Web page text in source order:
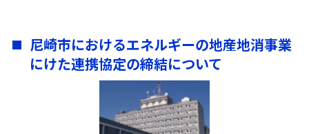
尼崎市におけるエネルギーの地産地消事業
にけた連携協定の締結について